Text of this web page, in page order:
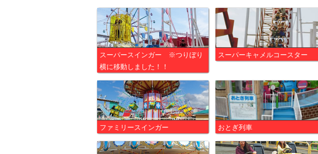
スーパースインガー ※つりぼり
横に移動しました！！
スーパーキャメルコースター
ファミリースインガー おとぎ列車